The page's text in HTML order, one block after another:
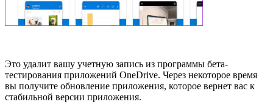
Это удалит вашу учетную запись из программы бета-
тестирования приложений OneDrive. Через некоторое время
вы получите обновление приложения, которое вернет вас к
стабильной версии приложения.